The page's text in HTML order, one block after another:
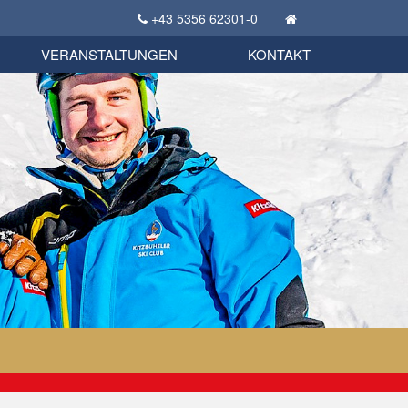
+43 5356 62301-0
KSC Sportgeschichte
Bekleidungsshop
VERANSTALTUNGEN KONTAKT